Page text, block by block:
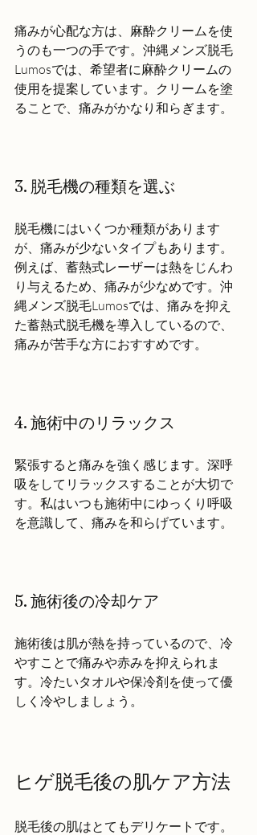
痛みが心配な方は、麻酔クリームを使
うのも一つの手です。沖縄メンズ脱毛
Lumosでは、希望者に麻酔クリームの
使用を提案しています。クリームを塗
ることで、痛みがかなり和らぎます。
3. 脱毛機の種類を選ぶ
脱毛機にはいくつか種類があります
が、痛みが少ないタイプもあります。
例えば、蓄熱式レーザーは熱をじんわ
り与えるため、痛みが少なめです。沖
縄メンズ脱毛Lumosでは、痛みを抑え
た蓄熱式脱毛機を導入しているので、
痛みが苦手な方におすすめです。
4. 施術中のリラックス
緊張すると痛みを強く感じます。深呼
吸をしてリラックスすることが大切で
す。私はいつも施術中にゆっくり呼吸
を意識して、痛みを和らげています。
5. 施術後の冷却ケア
施術後は肌が熱を持っているので、冷
やすことで痛みや赤みを抑えられま
す。冷たいタオルや保冷剤を使って優
しく冷やしましょう。
ヒゲ脱毛後の肌ケア方法
脱毛後の肌はとてもデリケートです。